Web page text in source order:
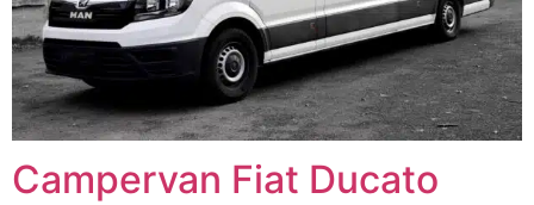
Campervan Fiat Ducato